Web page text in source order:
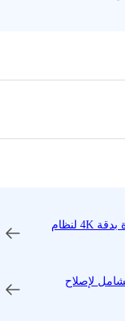
كيفية تنزيل وتعيين خلفية الشاشة الجديدة بدقة 4K لنظام
لإصلاح